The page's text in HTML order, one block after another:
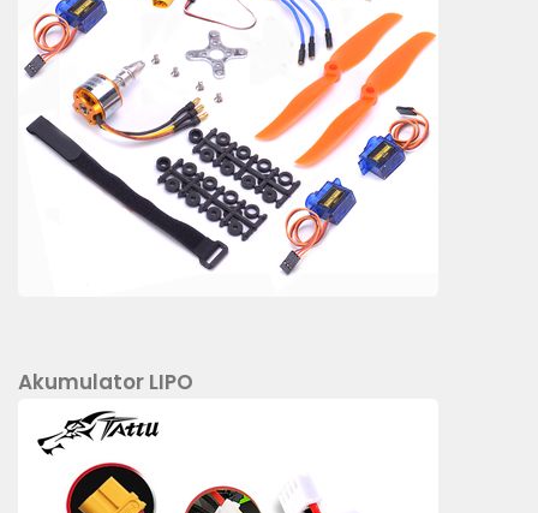
Akumulator LIPO